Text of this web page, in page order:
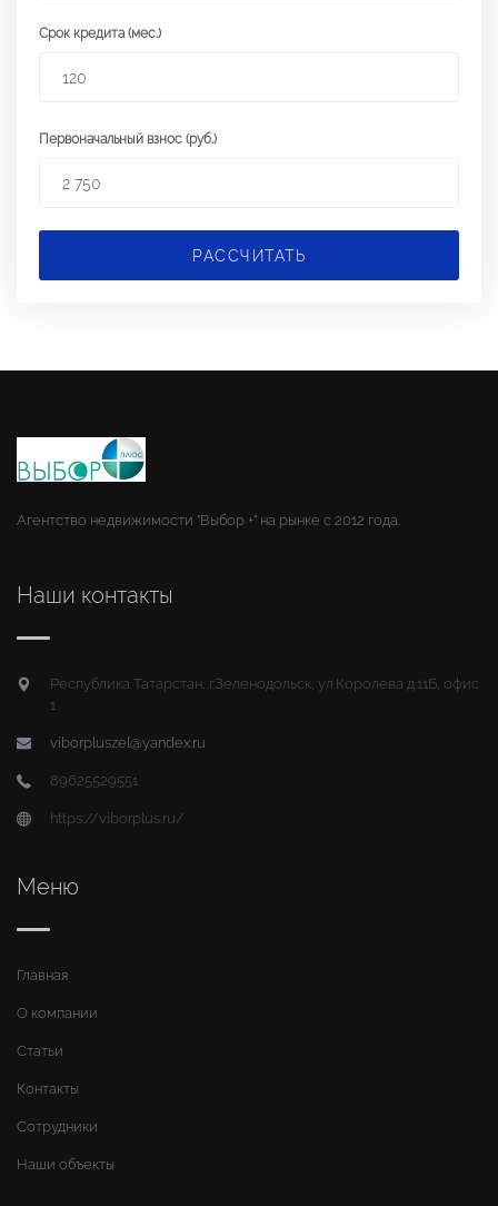
Срок кредита (мес.)
Первоначальный взнос (руб.)
РАССЧИТАТЬ
Агентство недвижимости "Выбор +" на рынке с 2012 года.
Наши контакты
Республика Татарстан, г.Зеленодольск, ул.Королева д.11Б, офис
1
viborpluszel@yandex.ru
89625529551
https://viborplus.ru/
Меню
Главная
О компании
Статьи
Контакты
Сотрудники
Наши объекты